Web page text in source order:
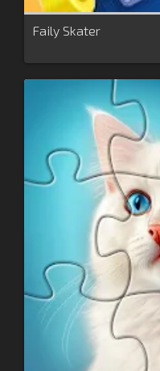
Faily Skater